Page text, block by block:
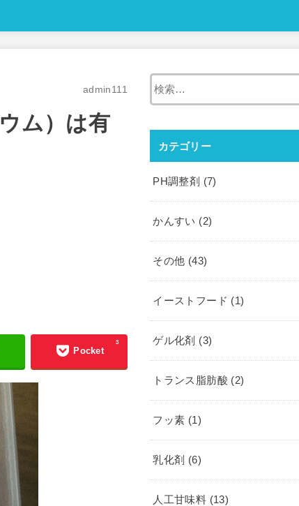
admin111
ム）は有
Pocket
3
索
カテゴリー
PH調整剤 (7)
かんすい (2)
その他 (43)
イーストフード (1)
ゲル化剤 (3)
トランス脂肪酸 (2)
フッ素 (1)
乳化剤 (6)
人工甘味料 (13)